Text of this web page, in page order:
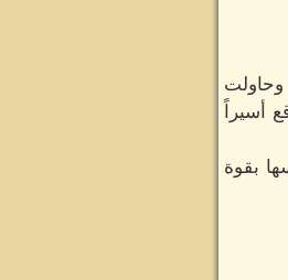
أسيراً
بقوة